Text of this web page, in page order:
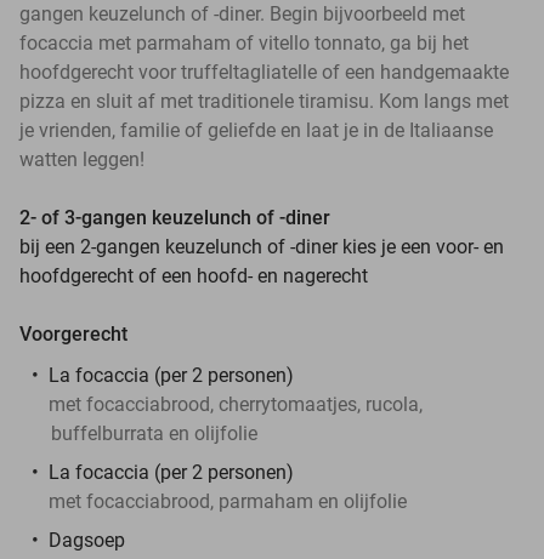
gangen keuzelunch of -diner. Begin bijvoorbeeld met
focaccia met parmaham of vitello tonnato, ga bij het
hoofdgerecht voor truffeltagliatelle of een handgemaakte
pizza en sluit af met traditionele tiramisu. Kom langs met
je vrienden, familie of geliefde en laat je in de Italiaanse
watten leggen!
2- of 3-gangen keuzelunch of -diner
bij een 2-gangen keuzelunch of -diner kies je een voor- en
hoofdgerecht of een hoofd- en nagerecht
Voorgerecht
La focaccia (per 2 personen)
met focacciabrood, cherrytomaatjes, rucola,
buffelburrata en olijfolie
La focaccia (per 2 personen)
met focacciabrood, parmaham en olijfolie
Dagsoep